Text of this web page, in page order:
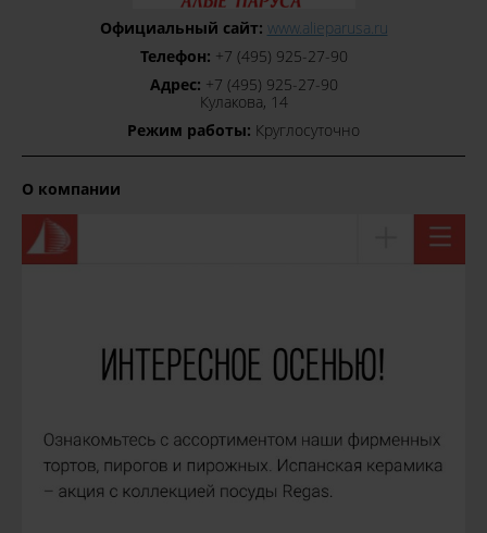
Официальный сайт: www.alieparusa.ru
Телефон: +7 (495) 925‒27‒90
Адрес: +7 (495) 925‒27‒90
​Кулакова, 14
Режим работы: Круглосуточно
О компании